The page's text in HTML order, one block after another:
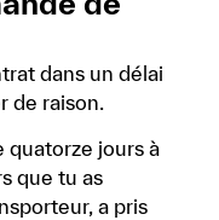
dans un délai
de raison.
quatorze jours à
que tu as
a pris